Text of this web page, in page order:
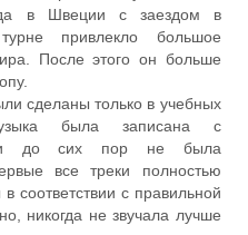
в Швеции с заездом в
привлекло большое
После этого он больше
сделаны только в учебных
была записана с
и до сих пор не была
все треки полностью
соответствии с правильной
никогда не звучала лучше